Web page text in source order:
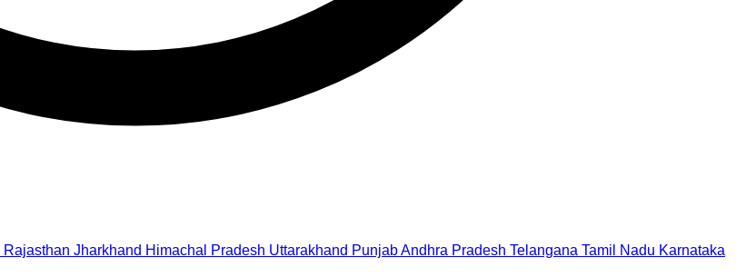
Rajasthan Jharkhand Himachal Pradesh Uttarakhand PunjabAndhra Pradesh Telangana Tamil Nadu Karnataka